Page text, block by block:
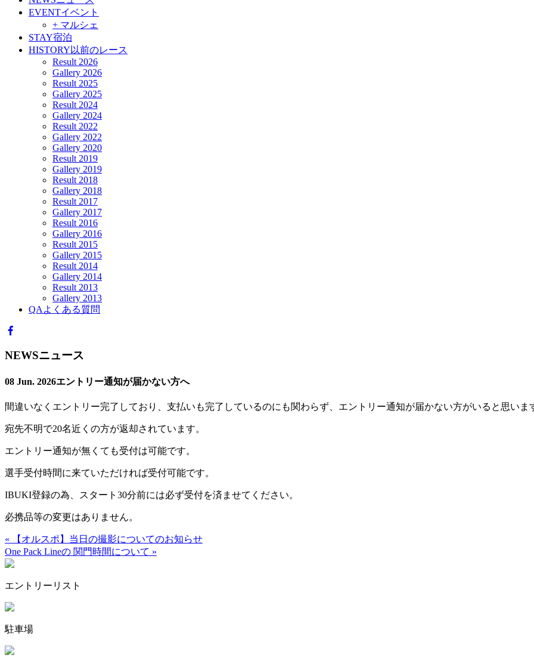
EVENTイベント
+ マルシェ
STAY宿泊
HISTORY 以前のレース
Result 2026
Gallery 2026
Result 2025
Gallery 2025
Result 2024
Gallery 2024
Result 2022
Gallery 2022
Gallery 2020
Result 2019
Gallery 2019
Result 2018
Gallery 2018
Result 2017
Gallery 2017
Result 2016
Gallery 2016
Result 2015
Gallery 2015
Result 2014
Gallery 2014
Result 2013
Gallery 2013
QA よくある質問
NEWSニュース
08 Jun. 2026エントリー通知が届かない方へ
間違いなくエントリー完了しており、支払いも完了しているのにも関わらず、エントリー通知が届かない方がいると思いま
宛先不明で20名近くの方が返却されています。
エントリー通知が無くても受付は可能です。
選手受付時間に来ていただければ受付可能です。
IBUKI登録の為、スタート30分前には必ず受付を済ませてください。
必携品等の変更はありません。
« 【オルスポ】当日の撮影についてのお知らせ
One Pack Lineの 関門時間について »
エントリーリスト
駐車場